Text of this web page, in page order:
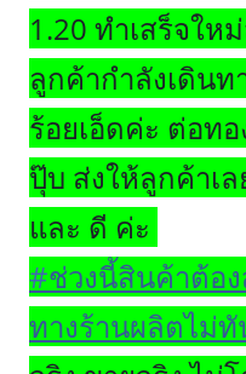
1.20 ทำเสร็จให
ลูกค้ากำลังเดิน
ร้อยเอ็ดค่ะ ต่อท
ปุ๊บ ส่งให้ลูกค้าเ
และ ดี ค่ะ
#ช่วงนี้สินค้าต้อ
ทางร้านผลิตไม่